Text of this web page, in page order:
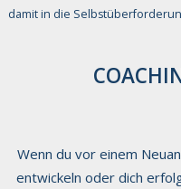
damit in die
Wenn du vor einem
entwickeln oder dich